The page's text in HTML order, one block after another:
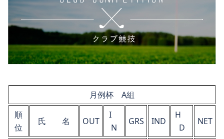
月例杯 A組
順
位
氏 名 OUT
I
N
GRS IND
H
D
NET